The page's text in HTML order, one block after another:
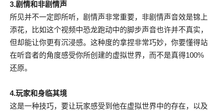
3.剧情和非剧情声
所见并不一定即所听，剧情声非常重要，非剧情声音效是锦上
添花，比如这个视频中恐龙跑动中的脚步声音也许并不真实，
但却能让你更有沉浸感。这种度的拿捏非常巧妙，你要懂得站
在听音者的角度感受你所创建的虚拟世界，而不是真得100%
还原。
4.玩家和身临其境
这是一种技巧，要让玩家感受到他在虚拟世界中的存在，以及